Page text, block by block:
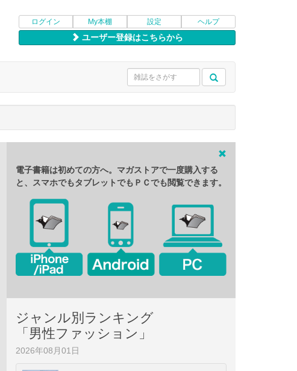
ログイン My本棚 設定 ヘルプ
ユーザー登録はこちらから
電子書籍は初めての方へ。マガストアで一度購入する
と、スマホでもタブレットでもＰＣでも閲覧できます。
ジャンル別ランキング
「男性ファッション」
2026年08月01日